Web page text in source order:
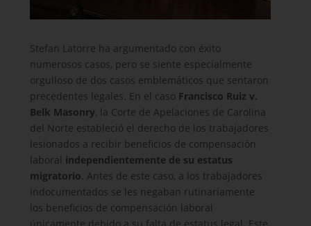
Stefan Latorre ha argumentado con éxito
numerosos casos, pero se siente especialmente
orgulloso de dos casos emblemáticos que sentaron
precedentes legales. En el caso Francisco Ruiz v.
Belk Masonry, la Corte de Apelaciones de Carolina
del Norte estableció el derecho de los trabajadores
lesionados a recibir beneficios de compensación
laboral independientemente de su estatus
migratorio. Antes de este caso, a los trabajadores
indocumentados se les negaban rutinariamente
los beneficios de compensación laboral